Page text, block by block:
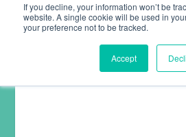
If you decline, your information won’t be
website. A single cookie will be used in
your preference not to be tracked.
Accept
ZERTIFIZIERTE
GESUNDHEITS-
KRANKHEIT